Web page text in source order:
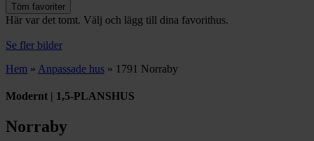
Töm favoriter
Här var det tomt. Välj och lägg till dina favorithus.
Se fler bilder
Hem » Anpassade hus » 1791 Norraby
Modernt | 1,5-PLANSHUS
Norraby